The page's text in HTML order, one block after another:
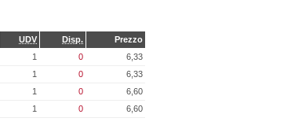
UDV Disp.
Prezzo
1 0
6,33
1 0
6,33
1 0
6,60
1 0 6,60